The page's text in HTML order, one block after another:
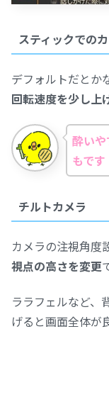
スティックでの
デフォルトだとか
回転速度を少し上
酔い
もです
チルトカメラ
カメラの注視角度
視点の高さを変更
ララフェルなど、
げると画面全体が